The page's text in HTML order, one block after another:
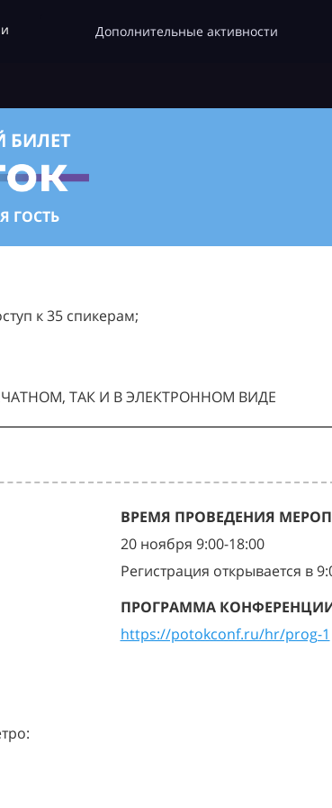
Дополнительные активности
БИЛЕТ
ГОСТЬ
к 35 спикерам;
ТАК И В ЭЛЕКТРОННОМ ВИДЕ
ВРЕМЯ ПРОВЕДЕНИЯ
20 ноября 9:00-18:00
Регистрация открывается в
ПРОГРАММА
https://potokconf.ru/hr/prog-1